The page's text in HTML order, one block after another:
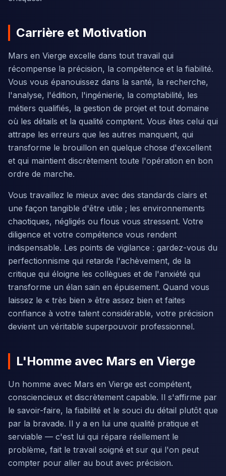
Carrière et Motivation
Mars en Vierge excelle dans tout travail qui
récompense la précision, la compétence et la fiabilité.
Vous vous épanouissez dans la santé, la recherche,
l'analyse, l'édition, l'ingénierie, la comptabilité, les
métiers qualifiés, la gestion de projet et tout domaine
où les détails et la qualité comptent. Vous êtes celui qui
attrape les erreurs que les autres manquent, qui
transforme le brouillon en quelque chose d'excellent
et qui maintient discrètement toute l'opération en bon
ordre de marche.
Vous travaillez le mieux avec des standards clairs et
une façon tangible d'être utile ; les environnements
chaotiques, négligés ou flous vous stressent. Votre
diligence et votre compétence vous rendent
indispensable. Les points de vigilance : gardez-vous du
perfectionnisme qui retarde l'achèvement, de la
critique qui éloigne les collègues et de l'anxiété qui
transforme un élan sain en épuisement. Quand vous
laissez le « très bien » être assez bien et faites
confiance à votre talent considérable, votre précision
devient un véritable superpouvoir professionnel.
L'Homme avec Mars en Vierge
Un homme avec Mars en Vierge est compétent,
consciencieux et discrètement capable. Il s'affirme par
le savoir-faire, la fiabilité et le souci du détail plutôt que
par la bravade. Il y a en lui une qualité pratique et
serviable — c'est lui qui répare réellement le
problème, fait le travail soigné et sur qui l'on peut
compter pour aller au bout avec précision.